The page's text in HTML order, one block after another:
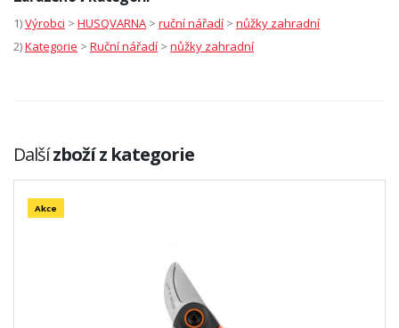
1)Výrobci > HUSQVARNA > ruční nářadí > nůžky zahradní
2)Kategorie > Ruční nářadí > nůžky zahradní
Dalšízboží z kategorie
Akce